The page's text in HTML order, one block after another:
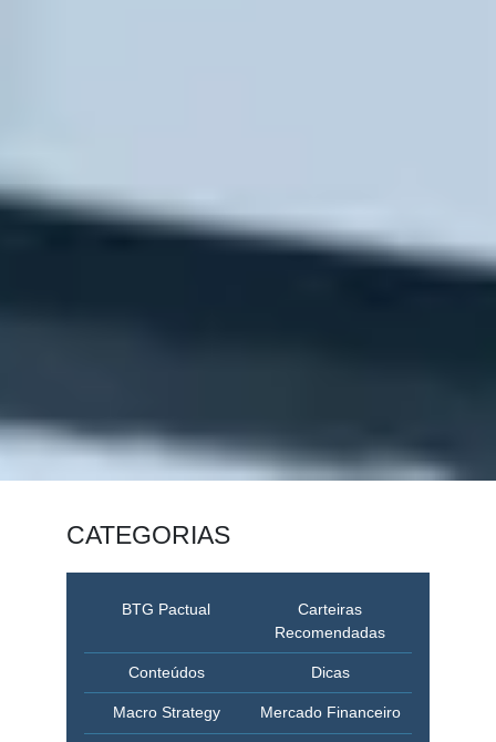
CATEGORIAS
BTG Pactual
Carteiras
Recomendadas
Conteúdos Dicas
Macro Strategy Mercado Financeiro